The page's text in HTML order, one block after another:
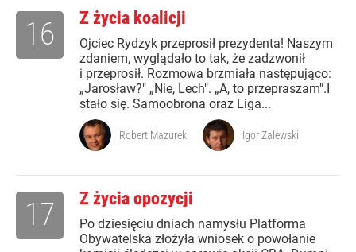
Z życia koalicji
Ojciec Rydzyk przeprosił prezydenta! Naszym
zdaniem, wyglądało to tak, że zadzwonił
i przeprosił. Rozmowa brzmiała następująco:
„Jarosław?" „Nie, Lech". „A, to przepraszam".I
stało się. Samoobrona oraz Liga...
16
Robert Mazurek Igor Zalewski
Z życia opozycji
Po dziesięciu dniach namysłu Platforma
Obywatelska złożyła wniosek o powołanie
17